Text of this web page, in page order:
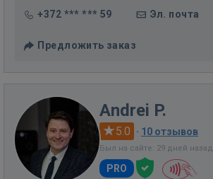
+372 *** *** 59 Эл. почта
Предложить заказ
Andrei P.
5.0 · 10 отзывов
Был на сайте: 29 дней назад
PRO